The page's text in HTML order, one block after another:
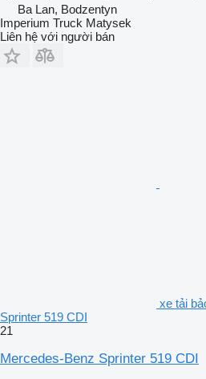
Ba Lan, Bodzentyn
Imperium Truck Matysek
Liên hệ với người bán
xe tải
Sprinter 519 CDI
21
Mercedes-Benz Sprinter 519 CDI